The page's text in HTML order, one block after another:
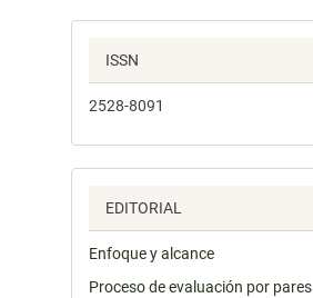
ISSN
2528-8091
EDITORIAL
Enfoque y alcance
Proceso de evaluación por pares